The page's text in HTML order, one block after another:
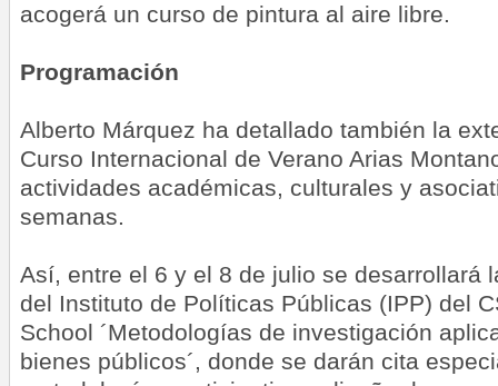
acogerá un curso de pintura al aire libre.
Programación
Alberto Márquez ha detallado también la
Curso Internacional de Verano Arias
actividades académicas, culturales y
semanas.
Así, entre el 6 y el 8 de julio se desarrollará
del Instituto de Políticas Públicas (IPP) del
School ´Metodologías de investigación
bienes públicos´, donde se darán cita